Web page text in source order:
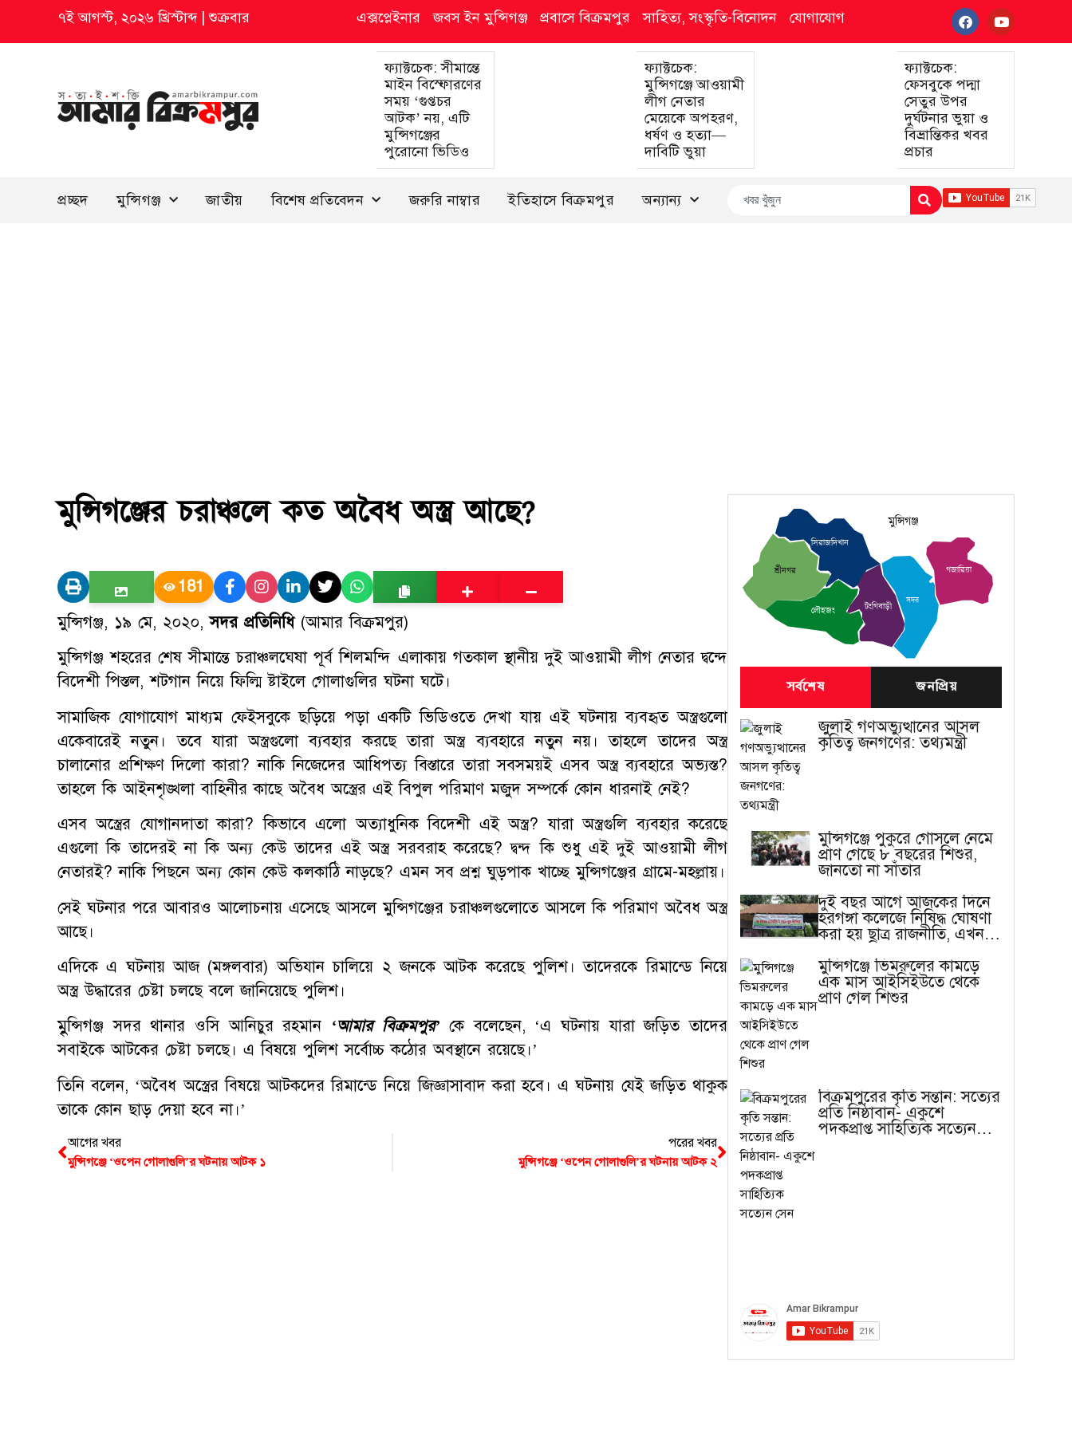
৭ই আগস্ট, ২০২৬ খ্রিস্টাব্দ|শুক্রবার এক্সপ্লেইনার জবস ইন মুন্সিগঞ্জ প্রবাসে বিক্রমপুর সাহিত্য, সংস্কৃতি-বিনোদন যোগাযোগ
ফ্যাক্টচেক: সীমান্তে
মাইন বিস্ফোরণের
সময় ‘গুপ্তচর
আটক’ নয়, এটি
মুন্সিগঞ্জের
পুরোনো ভিডিও
ফ্যাক্টচেক:
মুন্সিগঞ্জে আওয়ামী
লীগ নেতার
মেয়েকে অপহরণ,
ধর্ষণ ও হত্যা—
দাবিটি ভুয়া
ফ্যাক্টচেক:
ফেসবুকে পদ্মা
সেতুর উপর
দুর্ঘটনার ভুয়া ও
বিভ্রান্তিকর খবর
প্রচার
প্রচ্ছদ মুন্সিগঞ্জ জাতীয় বিশেষ প্রতিবেদন জরুরি নাম্বার ইতিহাসে বিক্রমপুর অন্যান্য
মুন্সিগঞ্জের চরাঞ্চলে কত অবৈধ অস্ত্র আছে?
181
মুন্সিগঞ্জ, ১৯ মে, ২০২০,সদরপ্রতিনিধি(আমার বিক্রমপুর)
মুন্সিগঞ্জ শহরের শেষ সীমান্তে চরাঞ্চলঘেষা পূর্ব শিলমন্দি এলাকায় গতকাল স্থানীয় দুই আওয়ামী লীগ নেতার দ্বন্দে
বিদেশী পিস্তল, শটগান নিয়ে ফিল্মি ষ্টাইলে গোলাগুলির ঘটনা ঘটে।
সামাজিক যোগাযোগ মাধ্যম ফেইসবুকে ছড়িয়ে পড়া একটি ভিডিওতে দেখা যায় এই ঘটনায় ব্যবহৃত অস্ত্রগুলো
একেবারেই নতুন। তবে যারা অস্ত্রগুলো ব্যবহার করছে তারা অস্ত্র ব্যবহারে নতুন নয়। তাহলে তাদের অস্ত্র
চালানোর প্রশিক্ষণ দিলো কারা? নাকি নিজেদের আধিপত্য বিস্তারে তারা সবসময়ই এসব অস্ত্র ব্যবহারে অভ্যস্ত?
তাহলে কি আইনশৃঙ্খলা বাহিনীর কাছে অবৈধ অস্ত্রের এই বিপুল পরিমাণ মজুদ সম্পর্কে কোন ধারনাই নেই?
এসব অস্ত্রের যোগানদাতা কারা? কিভাবে এলো অত্যাধুনিক বিদেশী এই অস্ত্র? যারা অস্ত্রগুলি ব্যবহার করেছে
এগুলো কি তাদেরই না কি অন্য কেউ তাদের এই অস্ত্র সরবরাহ করেছে? দ্বন্দ কি শুধু এই দুই আওয়ামী লীগ
নেতারই? নাকি পিছনে অন্য কোন কেউ কলকাঠি নাড়ছে? এমন সব প্রশ্ন ঘুড়পাক খাচ্ছে মুন্সিগঞ্জের গ্রামে-মহল্লায়।
সেই ঘটনার পরে আবারও আলোচনায় এসেছে আসলে মুন্সিগঞ্জের চরাঞ্চলগুলোতে আসলে কি পরিমাণ অবৈধ অস্ত্র
আছে।
এদিকে এ ঘটনায় আজ (মঙ্গলবার) অভিযান চালিয়ে ২ জনকে আটক করেছে পুলিশ। তাদেরকে রিমান্ডে নিয়ে
অস্ত্র উদ্ধারের চেষ্টা চলছে বলে জানিয়েছে পুলিশ।
মুৃুন্সিগঞ্জ সদর থানার ওসি আনিচুর রহমান ‘আমার বিক্রমপুর’ কে বলেছেন, ‘এ ঘটনায় যারা জড়িত তাদের
সবাইকে আটকের চেষ্টা চলছে। এ বিষয়ে পুলিশ সর্বোচ্চ কঠোর অবস্থানে রয়েছে।’
তিনি বলেন, ‘অবৈধ অস্ত্রের বিষয়ে আটকদের রিমান্ডে নিয়ে জিজ্ঞাসাবাদ করা হবে। এ ঘটনায় যেই জড়িত থাকুক
তাকে কোন ছাড় দেয়া হবে না।’
আগের খবর
মুন্সিগঞ্জে ‘ওপেন গোলাগুলি’র ঘটনায় আটক ১
পরের খবর
মুন্সিগঞ্জে ‘ওপেন গোলাগুলি’র ঘটনায় আটক ২
শ্রীনগর
সিরাজদিখান
টংগিবাড়ী
সদর
গজারিয়া
লৌহজং
মুন্সিগঞ্জ
সর্বশেষ জনপ্রিয়
জুলাই গণঅভ্যুত্থানের আসল
কৃতিত্ব জনগণের: তথ্যমন্ত্রী
মুন্সিগঞ্জে পুকুরে গোসলে নেমে
প্রাণ গেছে ৮ বছরের শিশুর,
জানতো না সাঁতার
দুই বছর আগে আজকের দিনে
হরগঙ্গা কলেজে নিষিদ্ধ ঘোষণা
করা হয় ছাত্র রাজনীতি, এখন
মুন্সিগঞ্জে ভিমরুলের কামড়ে
এক মাস আইসিইউতে থেকে
প্রাণ গেল শিশুর
বিক্রমপুরের কৃতি সন্তান: সত্যের
প্রতি নিষ্ঠাবান- একুশে
পদকপ্রাপ্ত সাহিত্যিক সত্যেন